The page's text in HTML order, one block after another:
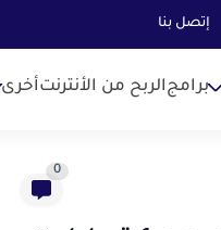
إتصل بنا
برامجالربح من الأنترنتأخرى
0